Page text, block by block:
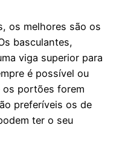
os melhores são os
basculantes,
viga superior para
é possível ou
os portões forem
preferíveis os de
ter o seu